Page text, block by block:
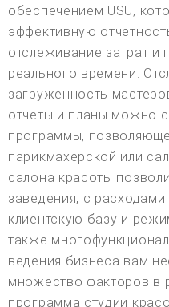
обеспечением USU,
эффективную
отслеживание затрат
реального времени.
загруженность
отчеты и планы можно
программы,
парикмахерской или
салона красоты
заведения, с
клиентскую базу и
также
ведения бизнеса вам
множество факторов в
программа студии